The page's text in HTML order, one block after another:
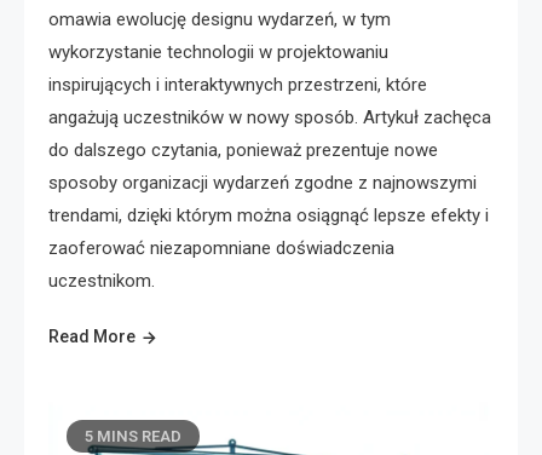
omawia ewolucję designu wydarzeń, w tym
wykorzystanie technologii w projektowaniu
inspirujących i interaktywnych przestrzeni, które
angażują uczestników w nowy sposób. Artykuł zachęca
do dalszego czytania, ponieważ prezentuje nowe
sposoby organizacji wydarzeń zgodne z najnowszymi
trendami, dzięki którym można osiągnąć lepsze efekty i
zaoferować niezapomniane doświadczenia
uczestnikom.
Read More
5 MINS READ